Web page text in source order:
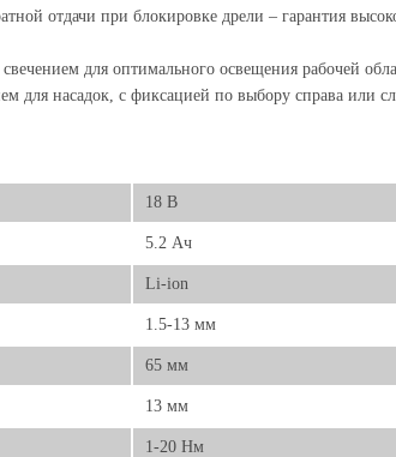
отдачи при блокировке дрели – гарантия
для оптимального освещения рабочей
для насадок, с фиксацией по выбору справа или
18 В
5.2 Ач
Li-ion
1.5-13 мм
65 мм
13 мм
1-20 Нм